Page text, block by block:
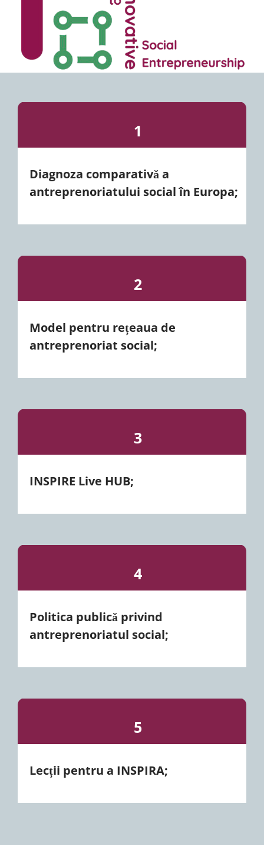
1
Diagnoza comparativă a
antreprenoriatului social în Europa;
2
Model pentru rețeaua de
antreprenoriat social;
3
INSPIRE Live HUB;
4
Politica publică privind
antreprenoriatul social;
5
Lecții pentru a INSPIRA;